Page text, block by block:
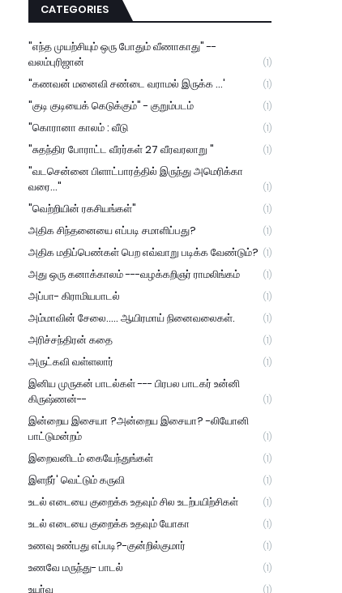
CATEGORIES
"எந்த முயற்சியும் ஒரு போதும் வீணாகாது" --
வலம்புரிஜான்
(1)
"கணவன் மனைவி சண்டை வராமல் இருக்க ...' (1)
"குடி குடியைக் கெடுக்கும்" - குறும்படம் (1)
"கொரானா காலம் : வீடு (1)
"சுதந்திர போராட்ட வீரர்கள் 27 வீரவரலாறு " (1)
"வடசென்னை பிளாட்பாரத்தில் இருந்து அமெரிக்கா
வரை..."
(1)
"வெற்றியின் ரகசியங்கள்" (1)
அதிக சிந்தனையை எப்படி சமாளிப்பது? (1)
அதிக மதிப்பெண்கள் பெற எவ்வாறு படிக்க வேண்டும்? (1)
அது ஒரு கனாக்காலம் ---வழக்கறிஞர் ராமலிங்கம் (1)
அப்பா- கிராமியபாடல் (1)
அம்மாவின் சேலை..... ஆயிரமாய் நினைவலைகள். (1)
அரிச்சந்திரன் கதை (1)
அருட்கவி வள்ளலார் (1)
இனிய முருகன் பாடல்கள் --- பிரபல பாடகர் உன்னி
கிருஷ்ணன்--
(1)
இன்றைய இசையா ?அன்றைய இசையா? -லியோனி
பாட்டுமன்றம்
(1)
இறைவனிடம் கையேந்துங்கள் (1)
இளநீர்' வெட்டும் கருவி (1)
உடல் எடையை குறைக்க உதவும் சில உடற்பயிற்சிகள் (1)
உடல் எடையை குறைக்க உதவும் யோகா (1)
உணவு உண்பது எப்படி?-குன்றில்குமார் (1)
உணவே மருந்து- பாடல் (1)
உயர்வு (1)